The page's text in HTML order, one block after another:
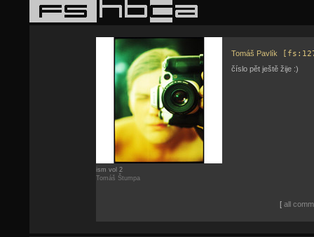
ism vol 2
Tomáš Štumpa
Tomáš Pavlík
číslo pět ještě žije :)
[ all